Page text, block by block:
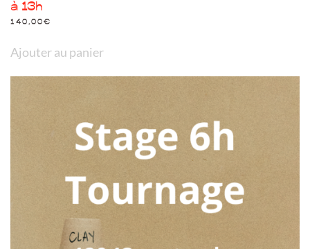
à 13h
140,00€
Ajouter au panier